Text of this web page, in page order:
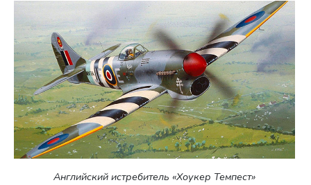
Английский истребитель «Хоукер Темпест»